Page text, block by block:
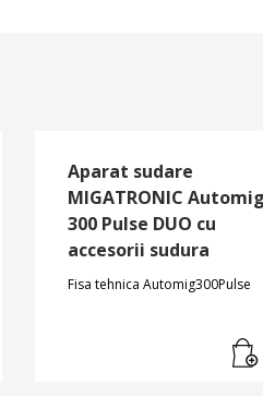
Aparat sudare
MIGATRONIC Automig
300 Pulse DUO cu
accesorii sudura
Fisa tehnica Automig300Pulse